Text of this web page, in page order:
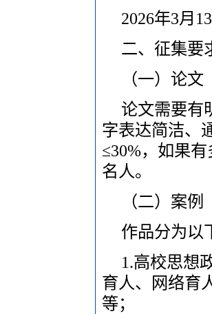
2026年3月
二、征集要
（一）论文
论文需要有
字表达简洁、
≤30%，如果
名人。
（二）案例
作品分为以
1.高校思想
育人、网络育
等；